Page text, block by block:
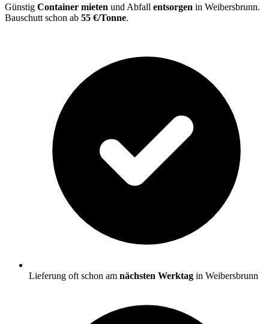
Günstig Container mieten und Abfall entsorgen in Weibersbrunn.
Bauschutt schon ab 55 €/Tonne.
Lieferung oft schon am nächsten Werktag in Weibersbrunn